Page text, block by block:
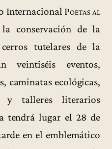
Internacional Poetas al
conservación de la
tutelares de la
veintiséis eventos,
caminatas ecológicas,
y talleres literarios
tendrá lugar el 28 de
en el emblemático